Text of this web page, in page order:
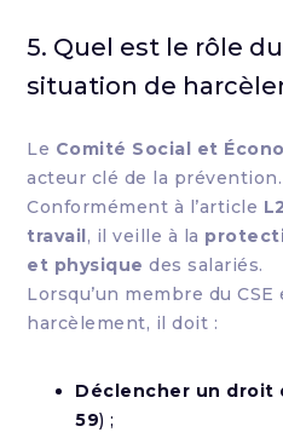
5. Quel est le rôle
situation de
Le Comité Social et
acteur clé de la prévention.
Conformément à l’article
travail, il veille à la
et physique des salariés.
Lorsqu’un membre du
harcèlement, il doit :
Déclencher un droit
59) ;